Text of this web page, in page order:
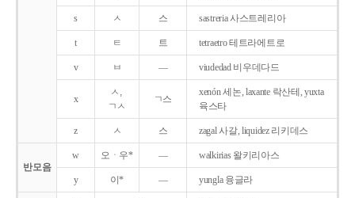
s ㅅ 스 sastreria 사스트레리아
t ㅌ 트 tetraetro 테트라에트로
v ㅂ ― viudedad 비우데다드
x
ㅅ,
ㄱㅅ
ㄱ스
xenón 세논, laxante 락산테, yuxta
육스타
z ㅅ 스 zagal 사갈, liquidez 리키데스
반모음
w 오ㆍ우* ― walkirias 왈키리아스
y 이* ― yungla 융글라